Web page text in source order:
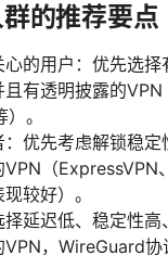
的推荐要点
的用户：优先选择
有透明披露的VPN
。
优先考虑解锁稳
VPN（ExpressVPN
较好）。
延迟低、稳定性高
VPN，WireGuard协